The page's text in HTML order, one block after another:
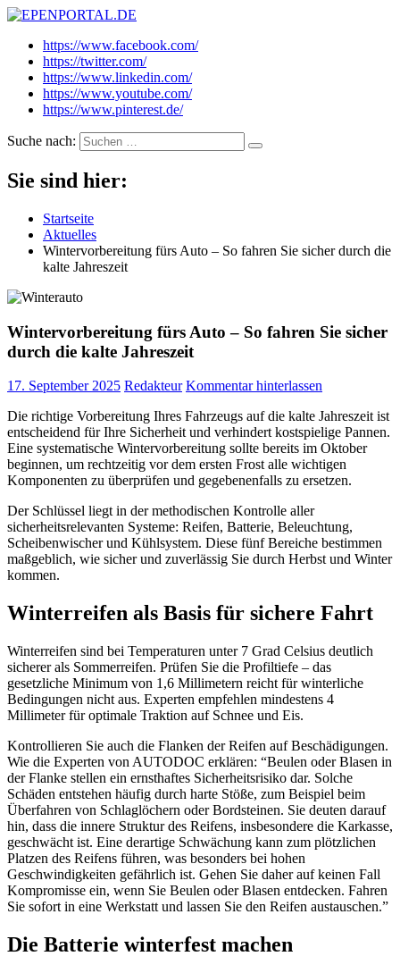
EPENPORTAL.DE
Epische News aus Politik, Finanzen & Gesellschaft
https://www.facebook.com/
https://twitter.com/
https://www.linkedin.com/
https://www.youtube.com/
https://www.pinterest.de/
Suche nach:
Sie sind hier:
Startseite
Aktuelles
Wintervorbereitung fürs Auto – So fahren Sie sicher durch die
kalte Jahreszeit
Wintervorbereitung fürs Auto – So fahren Sie sicher
durch die kalte Jahreszeit
17. September 2025 Redakteur Kommentar hinterlassen
Die richtige Vorbereitung Ihres Fahrzeugs auf die kalte Jahreszeit ist
entscheidend für Ihre Sicherheit und verhindert kostspielige Pannen.
Eine systematische Wintervorbereitung sollte bereits im Oktober
beginnen, um rechtzeitig vor dem ersten Frost alle wichtigen
Komponenten zu überprüfen und gegebenenfalls zu ersetzen.
Der Schlüssel liegt in der methodischen Kontrolle aller
sicherheitsrelevanten Systeme: Reifen, Batterie, Beleuchtung,
Scheibenwischer und Kühlsystem. Diese fünf Bereiche bestimmen
maßgeblich, wie sicher und zuverlässig Sie durch Herbst und Winter
kommen.
Winterreifen als Basis für sichere Fahrt
Winterreifen sind bei Temperaturen unter 7 Grad Celsius deutlich
sicherer als Sommerreifen. Prüfen Sie die Profiltiefe – das
gesetzliche Minimum von 1,6 Millimetern reicht für winterliche
Bedingungen nicht aus. Experten empfehlen mindestens 4
Millimeter für optimale Traktion auf Schnee und Eis.
Kontrollieren Sie auch die Flanken der Reifen auf Beschädigungen.
Wie die Experten von AUTODOC erklären: “Beulen oder Blasen in
der Flanke stellen ein ernsthaftes Sicherheitsrisiko dar. Solche
Schäden entstehen häufig durch harte Stöße, zum Beispiel beim
Überfahren von Schlaglöchern oder Bordsteinen. Sie deuten darauf
hin, dass die innere Struktur des Reifens, insbesondere die Karkasse,
geschwächt ist. Eine derartige Schwächung kann zum plötzlichen
Platzen des Reifens führen, was besonders bei hohen
Geschwindigkeiten gefährlich ist. Gehen Sie daher auf keinen Fall
Kompromisse ein, wenn Sie Beulen oder Blasen entdecken. Fahren
Sie sofort in eine Werkstatt und lassen Sie den Reifen austauschen.”
Die Batterie winterfest machen